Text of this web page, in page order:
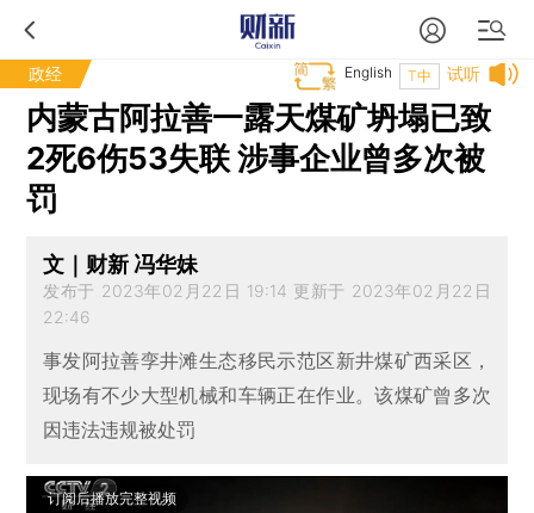
政经 试听
T中
English
内蒙古阿拉善一露天煤矿坍塌已致
2死6伤53失联 涉事企业曾多次被
罚
文｜财新 冯华妹
发布于 2023年02月22日 19:14 更新于 2023年02月22日
22:46
事发阿拉善孪井滩生态移民示范区新井煤矿西采区，
现场有不少大型机械和车辆正在作业。该煤矿曾多次
因违法违规被处罚
订阅后播放完整视频